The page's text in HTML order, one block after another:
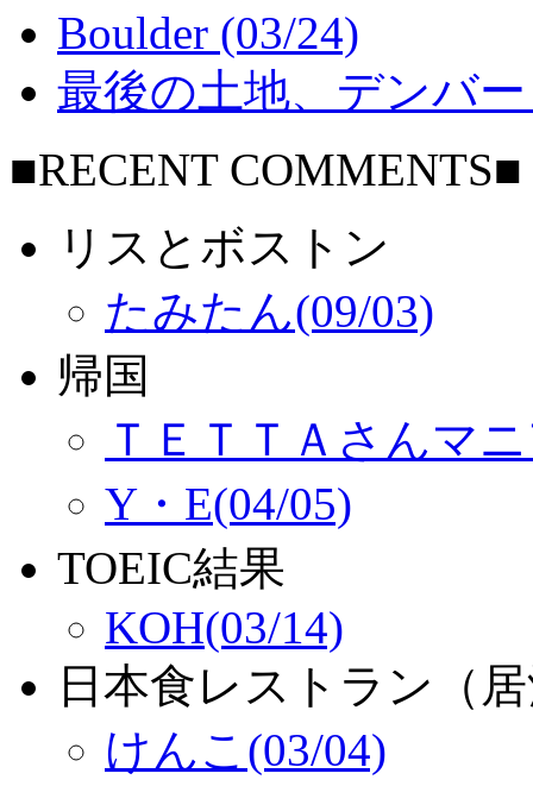
Boulder (03/24)
最後の土地、デンバー
■RECENT COMMENTS■
リスとボストン
たみたん(09/03)
帰国
ＴＥＴＴＡさんマ
Y・E(04/05)
TOEIC結果
KOH(03/14)
日本食レストラン（
けんこ(03/04)